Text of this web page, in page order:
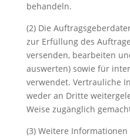
behandeln.
(2) Die
zur Erfüllung des
versenden, bearbeiten
auswerten) sowie für
verwendet. Vertrauliche
weder an Dritte
Weise zugänglich
(3) Weitere